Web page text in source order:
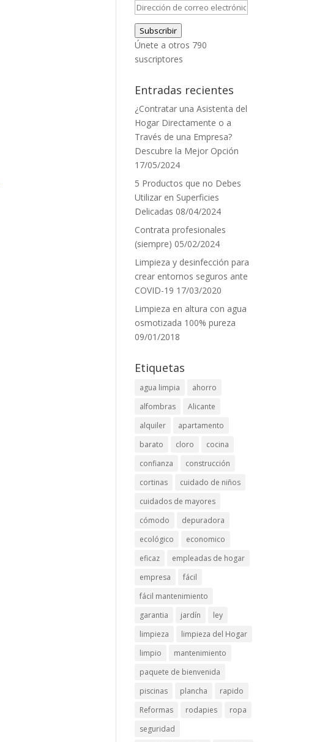
Dirección
de
correo
electrónico
Subscribir
Únete a otros 790
suscriptores
Entradas recientes
¿Contratar una Asistenta del
Hogar Directamente o a
Través de una Empresa?
Descubre la Mejor Opción
17/05/2024
5 Productos que no Debes
Utilizar en Superficies
Delicadas 08/04/2024
Contrata profesionales
(siempre) 05/02/2024
Limpieza y desinfección para
crear entornos seguros ante
COVID-19 17/03/2020
Limpieza en altura con agua
osmotizada 100% pureza
09/01/2018
Etiquetas
agua limpia
ahorro
alfombras
Alicante
alquiler
apartamento
barato
cloro
cocina
confianza
construcción
cortinas
cuidado de niños
cuidados de mayores
cómodo
depuradora
ecológico
economico
eficaz
empleadas de hogar
empresa
fácil
fácil mantenimiento
garantia
jardín
ley
limpieza
limpieza del Hogar
limpio
mantenimiento
paquete de bienvenida
piscinas
plancha
rapido
Reformas
rodapies
ropa
seguridad